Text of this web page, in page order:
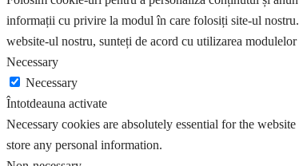
informații cu privire la modul în care folosiți site-ul
website-ul nostru, sunteți de acord cu utilizarea modulelor
Necessary
Necessary
Întotdeauna activate
Necessary cookies are absolutely essential for the
store any personal information.